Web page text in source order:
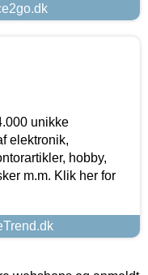
unikke
elektronik,
hobby,
m.m. Klik her for